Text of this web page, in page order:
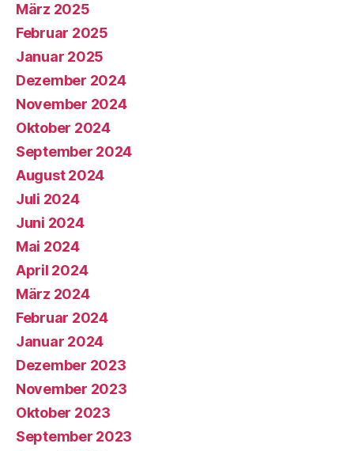
März 2025
Februar 2025
Januar 2025
Dezember 2024
November 2024
Oktober 2024
September 2024
August 2024
Juli 2024
Juni 2024
Mai 2024
April 2024
März 2024
Februar 2024
Januar 2024
Dezember 2023
November 2023
Oktober 2023
September 2023